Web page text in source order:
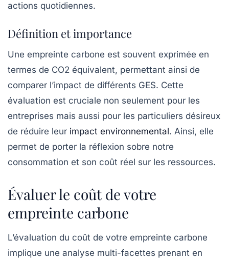
actions quotidiennes.
Définition et importance
Une empreinte carbone est souvent exprimée en
termes de CO2 équivalent, permettant ainsi de
comparer l’impact de différents GES. Cette
évaluation est cruciale non seulement pour les
entreprises mais aussi pour les particuliers désireux
de réduire leur impact environnemental. Ainsi, elle
permet de porter la réflexion sobre notre
consommation et son coût réel sur les ressources.
Évaluer le coût de votre
empreinte carbone
L’évaluation du coût de votre empreinte carbone
implique une analyse multi-facettes prenant en